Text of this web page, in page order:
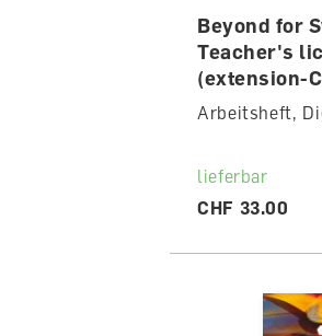
Beyond for
Teacher's
(extension-
Arbeitsheft,
lieferbar
CHF 33.00